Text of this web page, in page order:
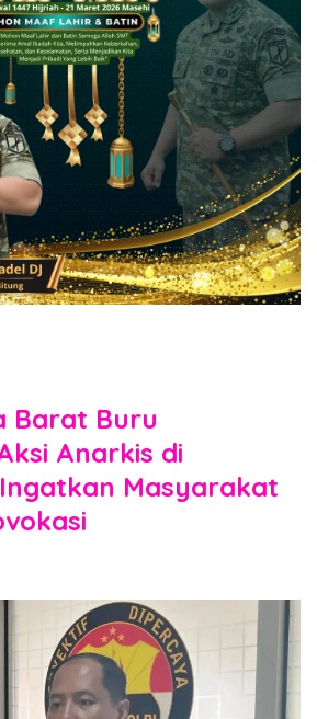
Barat Buru
Anarkis di
Masyarakat